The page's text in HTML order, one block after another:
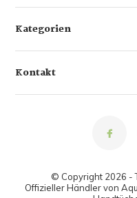
Kategorien
Kontakt
© Copyright 2026 -
Offizieller Händler von